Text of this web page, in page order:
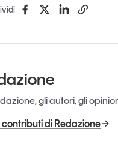
gli autori, gli
contributi di Redazione